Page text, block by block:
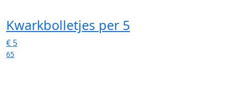
Kwarkbolletjes per 5
€ 5
65